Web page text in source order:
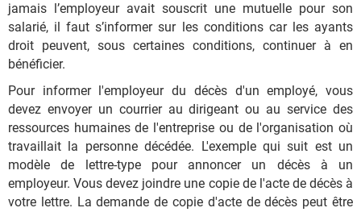
jamais l’employeur avait souscrit une mutuelle pour son
salarié, il faut s’informer sur les conditions car les ayants
droit peuvent, sous certaines conditions, continuer à en
bénéficier.
Pour informer l'employeur du décès d'un employé, vous
devez envoyer un courrier au dirigeant ou au service des
ressources humaines de l'entreprise ou de l'organisation où
travaillait la personne décédée. L'exemple qui suit est un
modèle de lettre-type pour annoncer un décès à un
employeur. Vous devez joindre une copie de l'acte de décès à
votre lettre. La demande de copie d'acte de décès peut être